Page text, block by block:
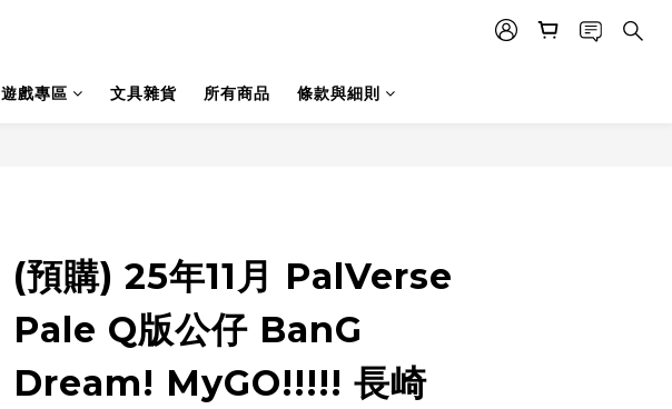
遊戲專區 文具雜貨 所有商品 條款與細則
(預購) 25年11月 PalVerse
Pale Q版公仔 BanG
Dream! MyGO!!!!! 長崎